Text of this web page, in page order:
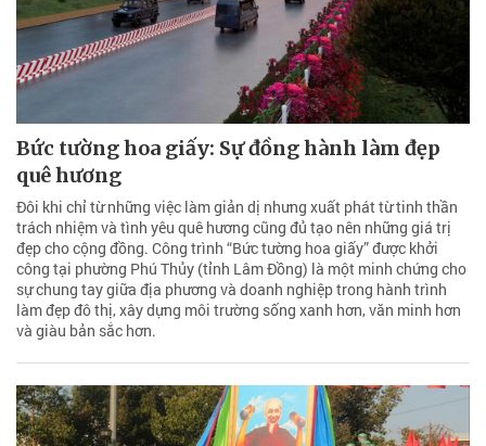
Bức tường hoa giấy: Sự đồng hành làm đẹp
quê hương
Đôi khi chỉ từ những việc làm giản dị nhưng xuất phát từ tinh thần
trách nhiệm và tình yêu quê hương cũng đủ tạo nên những giá trị
đẹp cho cộng đồng. Công trình “Bức tường hoa giấy” được khởi
công tại phường Phú Thủy (tỉnh Lâm Đồng) là một minh chứng cho
sự chung tay giữa địa phương và doanh nghiệp trong hành trình
làm đẹp đô thị, xây dựng môi trường sống xanh hơn, văn minh hơn
và giàu bản sắc hơn.